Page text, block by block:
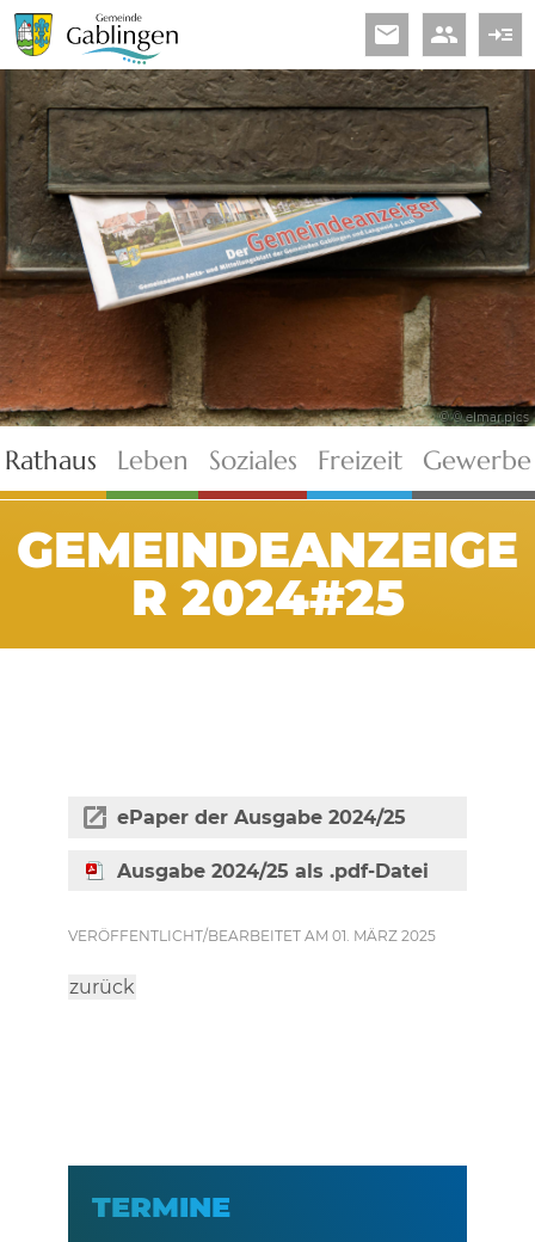
read_more
people
email
© © elmar.pics
Rathaus Leben Soziales Freizeit Gewerbe
GEMEINDEANZEIGE
R 2024#25
ePaper der Ausgabe 2024/25
Ausgabe 2024/25 als .pdf-Datei
VERÖFFENTLICHT/BEARBEITET AM 01. MÄRZ 2025
zurück
TERMINE